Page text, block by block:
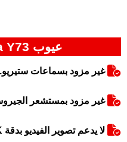
عيوب Huawei Nova Y73
غير مزود بسماعات ستيريو.
غير مزود بمستشعر
لا يدعم تصوير الفيديو بدقة 4K.